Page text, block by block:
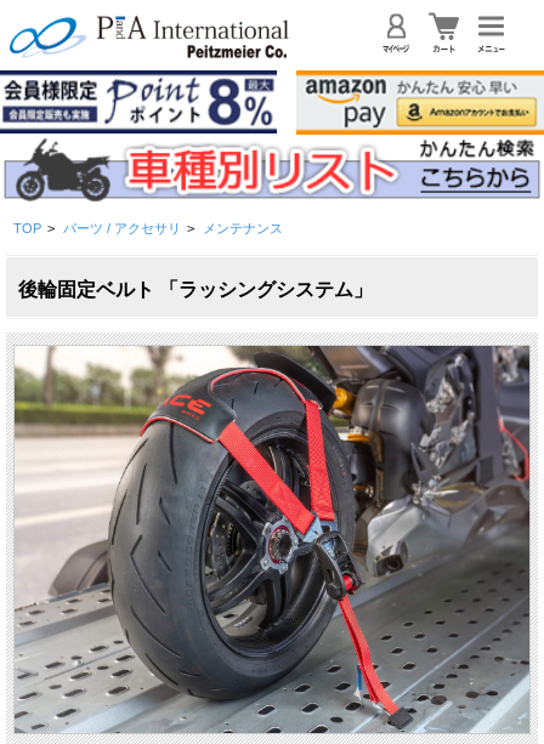
TOP > パーツ / アクセサリ > メンテナンス
後輪固定ベルト 「ラッシングシステム」